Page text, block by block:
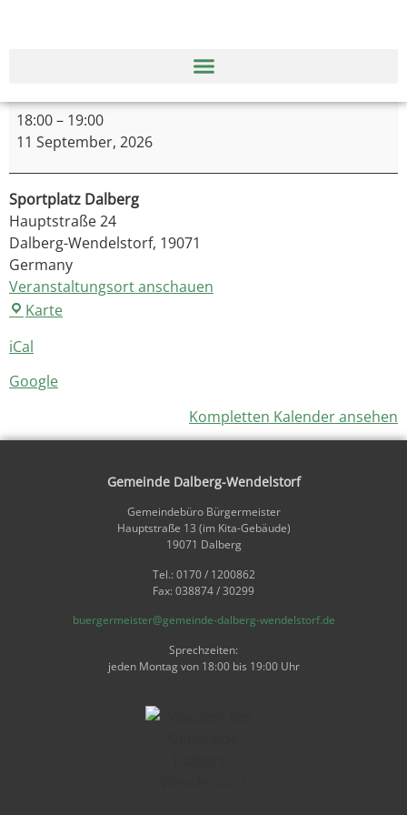
18:00– 19:00
11 September, 2026
Sportplatz Dalberg
Hauptstraße 24
Dalberg-Wendelstorf, 19071
Germany
Veranstaltungsort anschauen
Karte
iCal
Google
Kompletten Kalender ansehen
Gemeinde Dalberg-Wendelstorf
Gemeindebüro Bürgermeister
Hauptstraße 13 (im Kita-Gebäude)
19071 Dalberg
Tel.: 0170 / 1200862
Fax: 038874 / 30299
buergermeister@gemeinde-dalberg-wendelstorf.de
Sprechzeiten:
jeden Montag von 18:00 bis 19:00 Uhr